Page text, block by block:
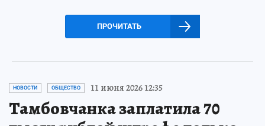
ПРОЧИТАТЬ
НОВОСТИ ОБЩЕСТВО 11 июня 2026 12:35
Тамбовчанка заплатила 70